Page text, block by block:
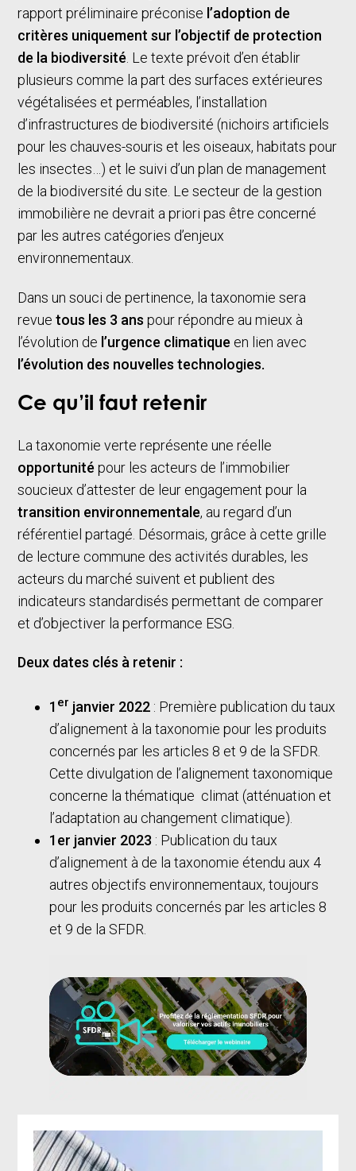
rapport préliminaire préconise l’adoption de
critères uniquement sur l’objectif de protection
de la biodiversité . Le texte prévoit d’en établir
plusieurs comme la part des surfaces extérieures
végétalisées et perméables, l’installation
d’infrastructures de biodiversité (nichoirs artificiels
pour les chauves-souris et les oiseaux, habitats pour
les insectes…) et le suivi d’un plan de management
de la biodiversité du site. Le secteur de la gestion
immobilière ne devrait a priori pas être concerné
par les autres catégories d’enjeux
environnementaux.
Dans un souci de pertinence, la taxonomie sera
revue tous les 3 ans pour répondre au mieux à
l’évolution de l’urgence climatique en lien avec
l’évolution des nouvelles technologies.
Ce qu’il faut retenir
La taxonomie verte représente une réelle
opportunité pour les acteurs de l’immobilier
soucieux d’attester de leur engagement pour la
transition environnementale, au regard d’un
référentiel partagé. Désormais, grâce à cette grille
de lecture commune des activités durables, les
acteurs du marché suivent et publient des
indicateurs standardisés permettant de comparer
et d’objectiver la performance ESG.
Deux dates clés à retenir :
1 er janvier 2022 : Première publication du taux
d’alignement à la taxonomie pour les produits
concernés par les articles 8 et 9 de la SFDR.
Cette divulgation de l’alignement taxonomique
concerne la thématique climat (atténuation et
l’adaptation au changement climatique).
1er janvier 2023 : Publication du taux
d’alignement à de la taxonomie étendu aux 4
autres objectifs environnementaux, toujours
pour les produits concernés par les articles 8
et 9 de la SFDR.